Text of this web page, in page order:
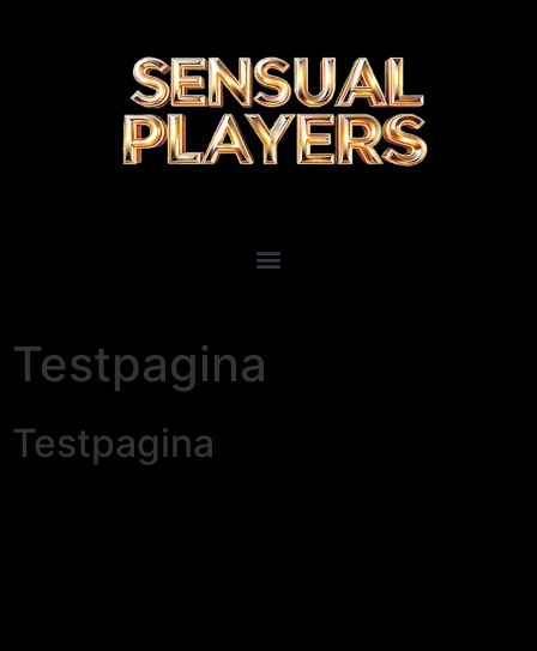
Testpagina
Testpagina